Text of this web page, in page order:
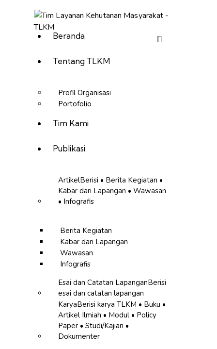
Beranda
Tentang TLKM
Profil Organisasi
Portofolio
Tim Kami
Publikasi
ArtikelBerisi • Berita Kegiatan •
Kabar dari Lapangan • Wawasan
• Infografis
Berita Kegiatan
Kabar dari Lapangan
Wawasan
Infografis
Esai dan Catatan LapanganBerisi
esai dan catatan lapangan
KaryaBerisi karya TLKM • Buku •
Artikel Ilmiah • Modul • Policy
Paper • Studi/Kajian •
Dokumenter